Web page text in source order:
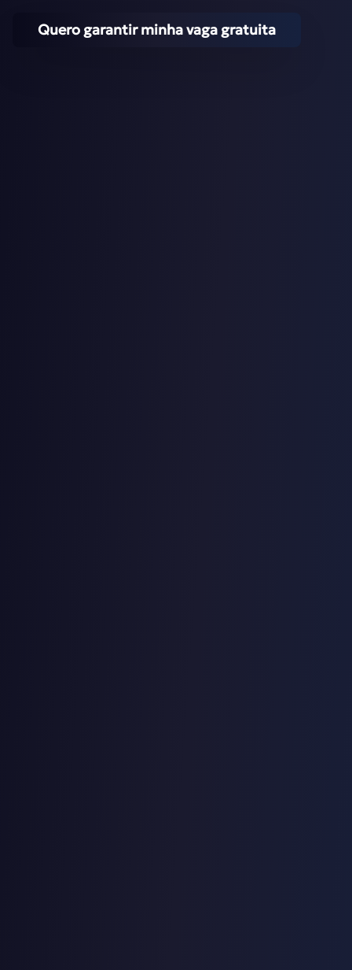
Quero garantir minha vaga gratuita